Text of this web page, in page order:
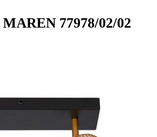
77978/02/02